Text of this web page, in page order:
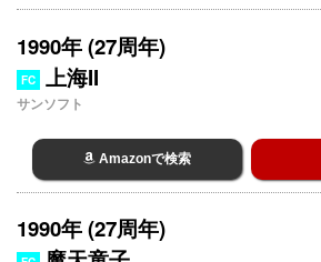
1990年 (27周年)
FC 上海II
サンソフト
Amazonで検索
1990年 (27周年)